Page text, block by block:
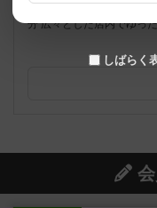
奈良県香芝市のボードゲ
分 広々とした店内でゆっ
しばらく